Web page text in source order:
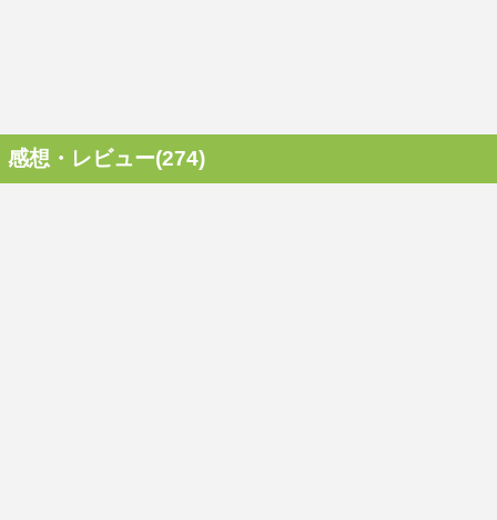
感想・レビュー(274)